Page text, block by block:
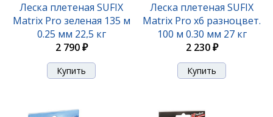
100 м 0.18 мм 13,5 кг
Леска плетеная SUFIX
Matrix Pro зеленая 135 м
0.25 мм 22,5 кг
2 790 ₽
Леска плетеная SUFIX
Matrix Pro x6 разноцвет.
100 м 0.30 мм 27 кг
2 230 ₽